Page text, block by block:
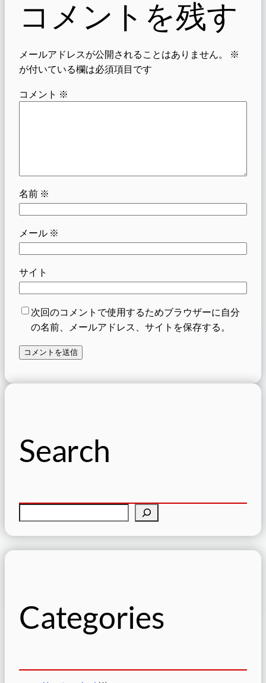
コメントを残す
メールアドレスが公開されることはありません。
※
が付いている欄は必須項目です
コメント ※
名前 ※
メール ※
サイト
次回のコメントで使用するためブラウザーに自分
の名前、メールアドレス、サイトを保存する。
Search
索
Categories